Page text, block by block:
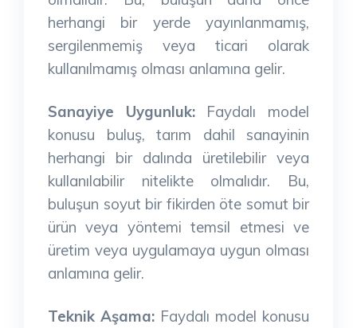
herhangi bir yerde yayınlanmamış,
sergilenmemiş veya ticari olarak
kullanılmamış olması anlamına gelir.
Sanayiye Uygunluk:Faydalı model
konusu buluş, tarım dahil sanayinin
herhangi bir dalında üretilebilir veya
kullanılabilir nitelikte olmalıdır. Bu,
buluşun soyut bir fikirden öte somut bir
ürün veya yöntemi temsil etmesi ve
üretim veya uygulamaya uygun olması
anlamına gelir.
Teknik Aşama: Faydalı model konusu